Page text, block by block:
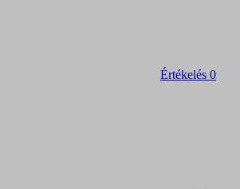
Értékelés 0